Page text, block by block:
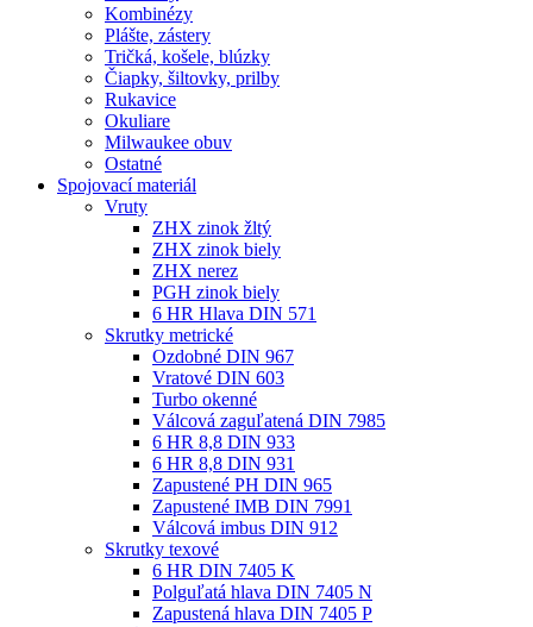
Kombinézy
Plášte, zástery
Tričká, košele, blúzky
Čiapky, šiltovky, prilby
Rukavice
Okuliare
Milwaukee obuv
Ostatné
Spojovacímateriál
Vruty
ZHX zinok žltý
ZHX zinok biely
ZHX nerez
PGH zinok biely
6 HR Hlava DIN 571
Skrutky metrické
Ozdobné DIN 967
Vratové DIN 603
Turbo okenné
Válcová zaguľatená DIN 7985
6 HR 8,8 DIN 933
6 HR 8,8 DIN 931
Zapustené PH DIN 965
Zapustené IMB DIN 7991
Válcová imbus DIN 912
Skrutky texové
6 HR DIN 7405 K
Polguľatá hlava DIN 7405 N
Zapustená hlava DIN 7405 P